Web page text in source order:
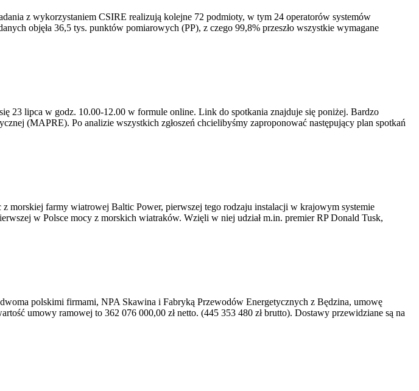
z wykorzystaniem CSIRE realizują kolejne 72 podmioty, w tym 24 operatorów systemów
objęła 36,5 tys. punktów pomiarowych (PP), z czego 99,8% przeszło wszystkie wymagane
23 lipca w godz. 10.00-12.00 w formule online. Link do spotkania znajduje się poniżej. Bardzo
(MAPRE). Po analizie wszystkich zgłoszeń chcielibyśmy zaproponować następujący plan spotkań
morskiej farmy wiatrowej Baltic Power, pierwszej tego rodzaju instalacji w krajowym systemie
w Polsce mocy z morskich wiatraków. Wzięli w niej udział m.in. premier RP Donald Tusk,
polskimi firmami, NPA Skawina i Fabryką Przewodów Energetycznych z Będzina, umowę
umowy ramowej to 362 076 000,00 zł netto. (445 353 480 zł brutto). Dostawy przewidziane są na